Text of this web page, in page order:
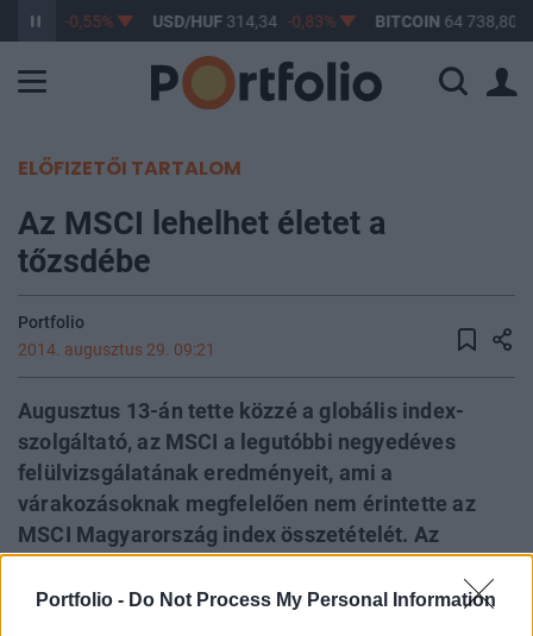
Portfolio - Do Not Process My Personal Information
363,38 -0,55% USD/HUF314,34 -0,83% BITCOIN 64 738,80
ELŐFIZETŐI TARTALOM
Az MSCI lehelhet életet a
tőzsdébe
Portfolio
2014. augusztus 29. 09:21
Augusztus 13-án tette közzé a globális index-
szolgáltató, az MSCI a legutóbbi negyedéves
felülvizsgálatának eredményeit, ami a
várakozásoknak megfelelően nem érintette az
MSCI Magyarország index összetételét. Az
módosulnak, a változások pedig a mai naptól